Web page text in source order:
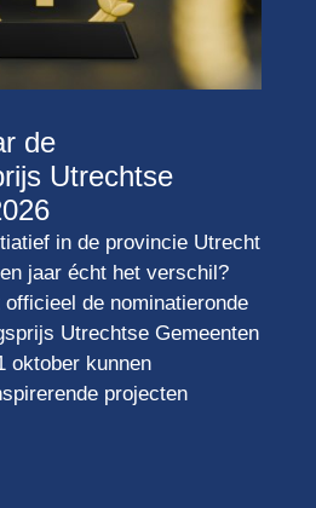
de
Utrechtse
in de provincie Utrecht
jaar écht het verschil?
de nominatieronde
Utrechtse Gemeenten
oktober kunnen
projecten